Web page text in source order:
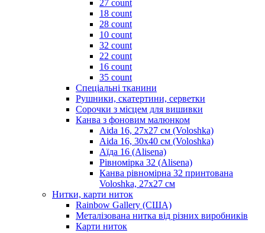
27 count
18 count
28 count
10 count
32 count
22 count
16 count
35 count
Спеціальні тканини
Рушники, скатертини, серветки
Сорочки з місцем для вишивки
Канва з фоновим малюнком
Aida 16, 27х27 см (Voloshka)
Aida 16, 30х40 см (Voloshka)
Аїда 16 (Alisena)
Рівномірка 32 (Alisena)
Канва рівномірна 32 принтована
Voloshka, 27х27 см
Нитки, карти ниток
Rainbow Gallery (США)
Металізована нитка від різних виробників
Карти ниток